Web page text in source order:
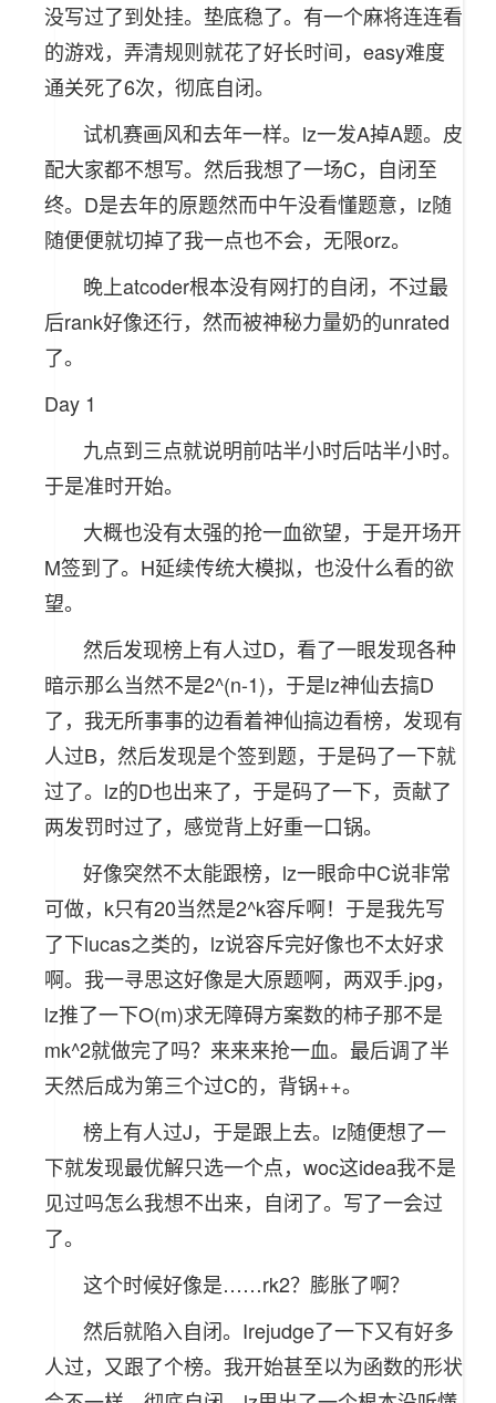
没写过了到处挂。垫底稳了。有一个麻将连连看
的游戏，弄清规则就花了好长时间，easy难度
通关死了6次，彻底自闭。
试机赛画风和去年一样。lz一发A掉A题。皮
配大家都不想写。然后我想了一场C，自闭至
终。D是去年的原题然而中午没看懂题意，lz随
随便便就切掉了我一点也不会，无限orz。
晚上atcoder根本没有网打的自闭，不过最
后rank好像还行，然而被神秘力量奶的unrated
了。
Day 1
九点到三点就说明前咕半小时后咕半小时。
于是准时开始。
大概也没有太强的抢一血欲望，于是开场开
M签到了。H延续传统大模拟，也没什么看的欲
望。
然后发现榜上有人过D，看了一眼发现各种
暗示那么当然不是2^(n-1)，于是lz神仙去搞D
了，我无所事事的边看着神仙搞边看榜，发现有
人过B，然后发现是个签到题，于是码了一下就
过了。lz的D也出来了，于是码了一下，贡献了
两发罚时过了，感觉背上好重一口锅。
好像突然不太能跟榜，lz一眼命中C说非常
可做，k只有20当然是2^k容斥啊！于是我先写
了下lucas之类的，lz说容斥完好像也不太好求
啊。我一寻思这好像是大原题啊，两双手.jpg，
lz推了一下O(m)求无障碍方案数的柿子那不是
mk^2就做完了吗？来来来抢一血。最后调了半
天然后成为第三个过C的，背锅++。
榜上有人过J，于是跟上去。lz随便想了一
下就发现最优解只选一个点，woc这idea我不是
见过吗怎么我想不出来，自闭了。写了一会过
了。
这个时候好像是……rk2？膨胀了啊？
然后就陷入自闭。Irejudge了一下又有好多
人过，又跟了个榜。我开始甚至以为函数的形状